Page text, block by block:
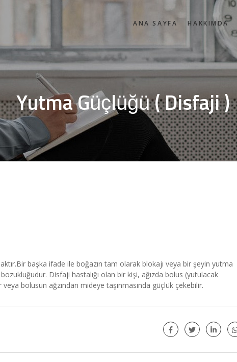
ANA SAYFA HAKKIMDA
Yutma Güçlüğü ( Disfaji )
Bir başka ifade ile boğazın tam olarak blokajı veya bir şeyin yutma
Disfaji hastalığı olan bir kişi, ağızda bolus (yutulacak
bolusun ağzından mideye taşınmasında güçlük çekebilir.